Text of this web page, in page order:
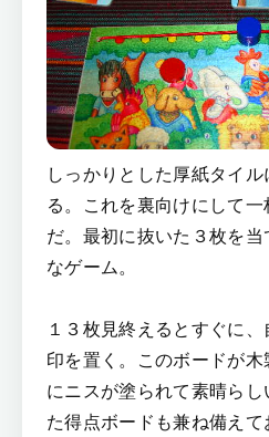
しっかりとした厚紙タイ
る。これを裏向けにして
だ。最初に抜いた３枚を
なゲーム。
１３枚見終えるとすぐに
印を置く。このボードが
にニスが塗られて素晴ら
た得点ボードも兼ね備え